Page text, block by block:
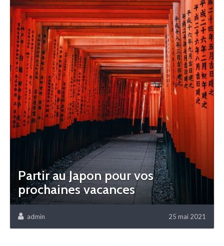
Partir au Japon pour vos
prochaines vacances
admin 25 mai 2021